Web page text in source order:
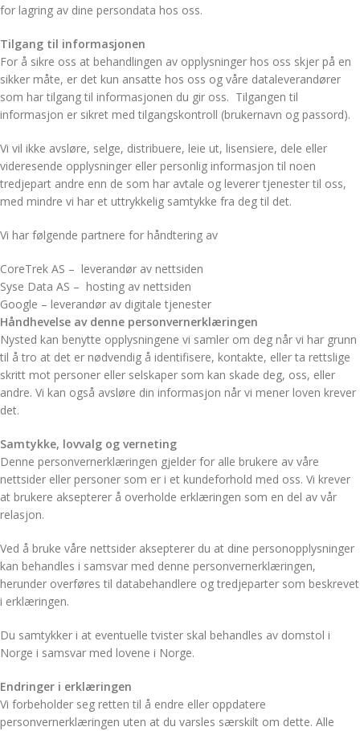
for lagring av dine persondata hos oss.
Tilgang til informasjonen
For å sikre oss at behandlingen av opplysninger hos oss skjer på en
sikker måte, er det kun ansatte hos oss og våre dataleverandører
som har tilgang til informasjonen du gir oss. Tilgangen til
informasjon er sikret med tilgangskontroll (brukernavn og passord).
Vi vil ikke avsløre, selge, distribuere, leie ut, lisensiere, dele eller
videresende opplysninger eller personlig informasjon til noen
tredjepart andre enn de som har avtale og leverer tjenester til oss,
med mindre vi har et uttrykkelig samtykke fra deg til det.
Vi har følgende partnere for håndtering av
CoreTrek AS – leverandør av nettsiden
Syse Data AS – hosting av nettsiden
Google – leverandør av digitale tjenester
Håndhevelse av denne personvernerklæringen
Nysted kan benytte opplysningene vi samler om deg når vi har grunn
til å tro at det er nødvendig å identifisere, kontakte, eller ta rettslige
skritt mot personer eller selskaper som kan skade deg, oss, eller
andre. Vi kan også avsløre din informasjon når vi mener loven krever
det.
Samtykke, lovvalg og verneting
Denne personvernerklæringen gjelder for alle brukere av våre
nettsider eller personer som er i et kundeforhold med oss. Vi krever
at brukere aksepterer å overholde erklæringen som en del av vår
relasjon.
Ved å bruke våre nettsider aksepterer du at dine personopplysninger
kan behandles i samsvar med denne personvernerklæringen,
herunder overføres til databehandlere og tredjeparter som beskrevet
i erklæringen.
Du samtykker i at eventuelle tvister skal behandles av domstol i
Norge i samsvar med lovene i Norge.
Endringer i erklæringen
Vi forbeholder seg retten til å endre eller oppdatere
personvernerklæringen uten at du varsles særskilt om dette. Alle